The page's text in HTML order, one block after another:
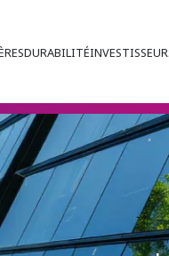
DURABILITÉ